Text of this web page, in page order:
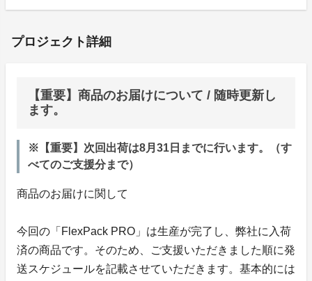
プロジェクト詳細
【重要】商品のお届けについて / 随時更新し
ます。
※【重要】次回出荷は8月31日までに行います。（す
べてのご支援分まで）
商品のお届けに関して
今回の「FlexPack PRO」は生産が完了し、弊社に入荷
済の商品です。そのため、ご支援いただきました順に発
送スケジュールを記載させていただきます。基本的には